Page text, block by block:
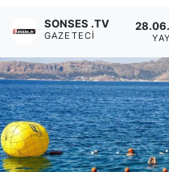
SONSES .TV
GAZETECI
Siyaset
YEREL HABER
Haberde insan
Tanıtım